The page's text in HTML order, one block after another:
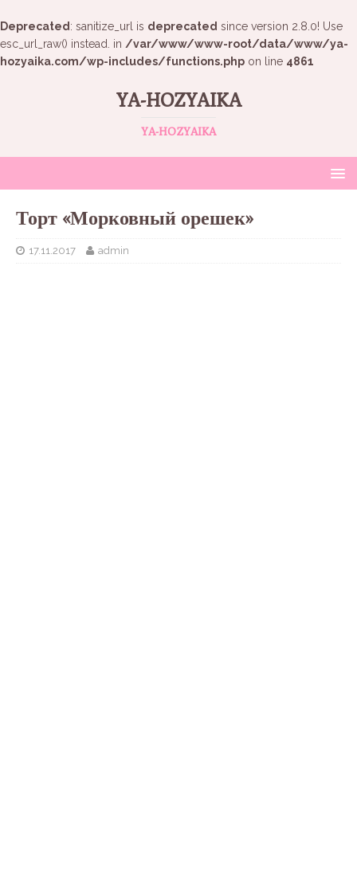
Deprecated : sanitize_url is deprecated since version 2.8.0! Use
esc_url_raw() instead. in /var/www/www-root/data/www/ya-
hozyaika.com/wp-includes/functions.php on line 4861
YA-HOZYAIKA
YA-HOZYAIKA
Торт «Морковный орешек»
17.11.2017 admin